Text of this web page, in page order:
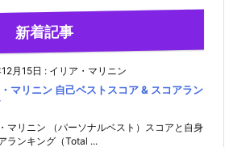
新着記事
月15日 : イリア・マリニン
マリニン 自己ベストスコア & スコアラン
マリニン （パーソナルベスト）スコアと自身
ランキング（Total ...